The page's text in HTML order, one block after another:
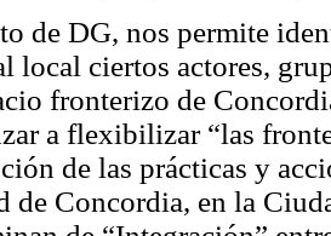
de DG, nos permite
local ciertos actores,
fronterizo de
a flexibilizar “las
de las prácticas y
de Concordia, en la